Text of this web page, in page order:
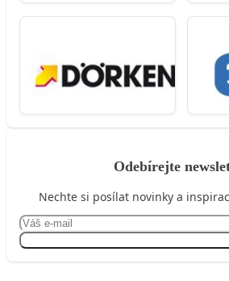
Odebírejte
Nechte si posílat novinky a